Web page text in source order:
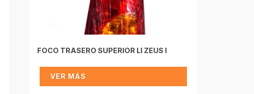
FOCO TRASERO SUPERIOR LI ZEUS I
VER MÁS